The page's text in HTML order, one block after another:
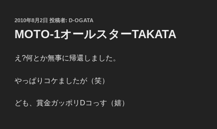
投
稿
日:
2010年8月2日 投稿者: D-OGATA
MOTO-1オールスターTAKATA
え?何とか無事に帰還しました。
やっぱりコケましたが（笑）
ども、賞金ガッポリDコっす（嬉）